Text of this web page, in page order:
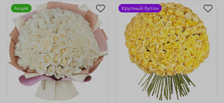
Акция Крупный бутон